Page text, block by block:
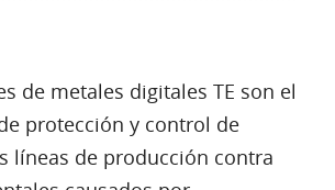
de metales digitales TE son el
protección y control de
líneas de producción contra